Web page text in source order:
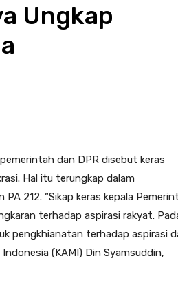
Ungkap
dan DPR disebut keras
Hal itu terungkap dalam
212. “Sikap keras kepala
terhadap aspirasi rakyat.
pengkhianatan terhadap aspirasi
(KAMI) Din Syamsuddin,